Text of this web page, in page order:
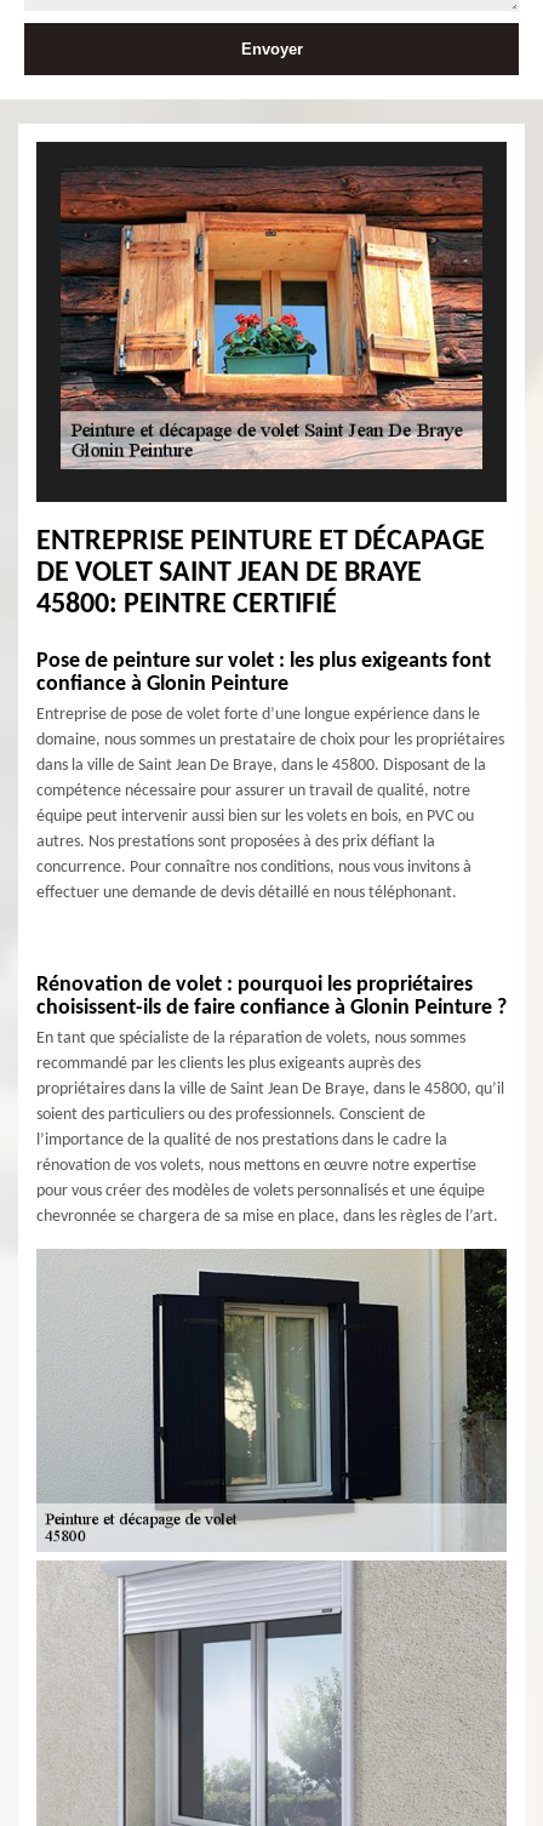
ENTREPRISE PEINTURE ET DÉCAPAGE
DE VOLET SAINT JEAN DE BRAYE
45800: PEINTRE CERTIFIÉ
Pose de peinture sur volet : les plus exigeants font
confiance à Glonin Peinture
Entreprise de pose de volet forte d’une longue expérience dans le
domaine, nous sommes un prestataire de choix pour les propriétaires
dans la ville de Saint Jean De Braye, dans le 45800. Disposant de la
compétence nécessaire pour assurer un travail de qualité, notre
équipe peut intervenir aussi bien sur les volets en bois, en PVC ou
autres. Nos prestations sont proposées à des prix défiant la
concurrence. Pour connaître nos conditions, nous vous invitons à
effectuer une demande de devis détaillé en nous téléphonant.
Rénovation de volet : pourquoi les propriétaires
choisissent-ils de faire confiance à Glonin Peinture ?
En tant que spécialiste de la réparation de volets, nous sommes
recommandé par les clients les plus exigeants auprès des
propriétaires dans la ville de Saint Jean De Braye, dans le 45800, qu’il
soient des particuliers ou des professionnels. Conscient de
l’importance de la qualité de nos prestations dans le cadre la
rénovation de vos volets, nous mettons en œuvre notre expertise
pour vous créer des modèles de volets personnalisés et une équipe
chevronnée se chargera de sa mise en place, dans les règles de l’art.